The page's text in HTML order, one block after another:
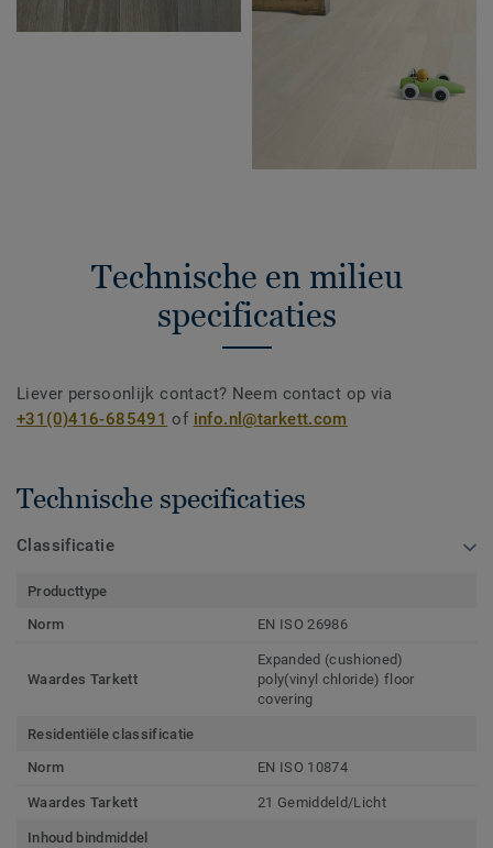
Technische en milieu
specificaties
Liever persoonlijk contact? Neem contact op via
+31(0)416-685491 of info.nl@tarkett.com
Technische specificaties
Classificatie
Producttype
Norm
EN ISO 26986
Waardes Tarkett
Expanded (cushioned)
poly(vinyl chloride) floor
covering
Residentiële classificatie
Norm
EN ISO 10874
Waardes Tarkett 21 Gemiddeld/Licht
Inhoud bindmiddel